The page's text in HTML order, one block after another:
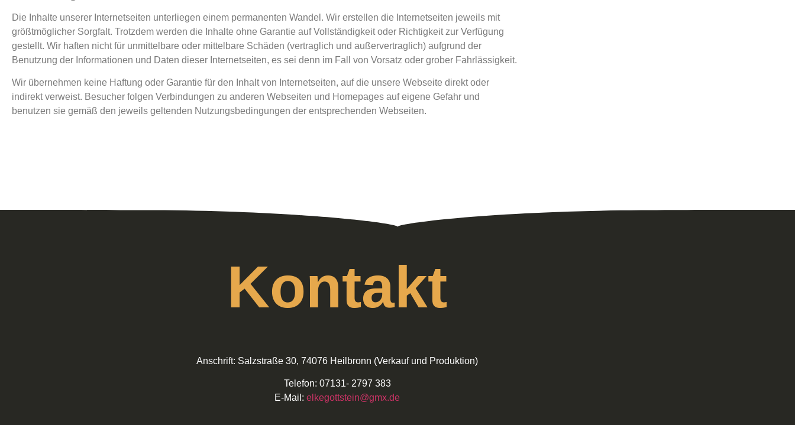
Die Inhalte unserer Internetseiten unterliegen einem permanenten Wandel. Wir erstellen die Internetseiten jeweils mit
größtmöglicher Sorgfalt. Trotzdem werden die Inhalte ohne Garantie auf Vollständigkeit oder Richtigkeit zur Verfügung
gestellt. Wir haften nicht für unmittelbare oder mittelbare Schäden (vertraglich und außervertraglich) aufgrund der
Benutzung der Informationen und Daten dieser Internetseiten, es sei denn im Fall von Vorsatz oder grober Fahrlässigkeit.
Wir übernehmen keine Haftung oder Garantie für den Inhalt von Internetseiten, auf die unsere Webseite direkt oder
indirekt verweist. Besucher folgen Verbindungen zu anderen Webseiten und Homepages auf eigene Gefahr und
benutzen sie gemäß den jeweils geltenden Nutzungsbedingungen der entsprechenden Webseiten.
Kontakt
Anschrift: Salzstraße 30, 74076 Heilbronn (Verkauf und Produktion)
Telefon: 07131- 2797 383
E-Mail: elkegottstein@gmx.de